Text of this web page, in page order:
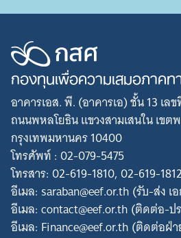
กองทุนเพื่อความเสมอภาค
อาคารเอส. พี. (อาคารเอ) ชั้น 13 เล
ถนนพหลโยธิน แขวงสามเสนใน เขต
กรุงเทพมหานคร 10400
โทรศัพท์ : 02-079-5475
โทรสาร: 02-619-1810, 02-619-1812
อีเมล: saraban@eef.or.th (รับ-ส่ง เ
อีเมล: contact@eef.or.th (ติดต่อ-ป
อีเมล: Finance@eef.or.th (ติดต่อฝ่